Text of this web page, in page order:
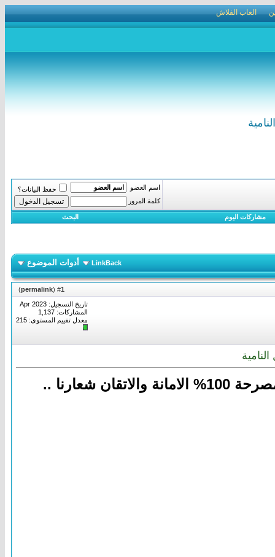
العاب الفلاش
اسم العضو
حفظ البيانات؟
كلمة المرور
مشاركات اليوم البحث
LinkBack أدوات الموضوع
1
(
permalink
)
تاريخ التسجيل: Apr 2023
المشاركات: 1,137
معدل تقييم المستوى: 215
شعارنا ..